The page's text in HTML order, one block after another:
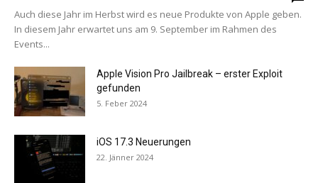
Auch diese Jahr im Herbst wird es neue Produkte von Apple geben.
In diesem Jahr erwartet uns am 9. September im Rahmen des
Events...
Apple Vision Pro Jailbreak – erster Exploit
gefunden
5. Feber 2024
iOS 17.3 Neuerungen
22. Jänner 2024